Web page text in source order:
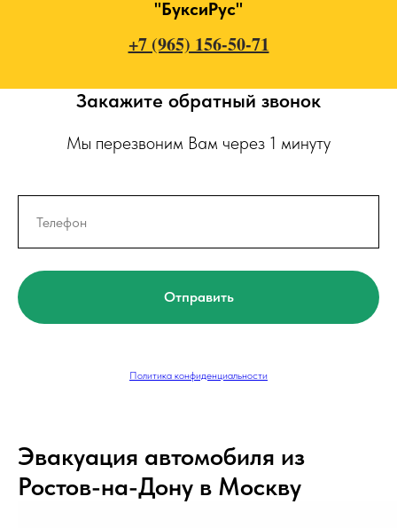
"БуксиРус"
+7 (965) 156-50-71
Закажите обратный звонок
Мы перезвоним Вам через 1 минуту
Отправить
Политика конфиденциальности
Эвакуация автомобиля из
Ростов-на-Дону в Москву